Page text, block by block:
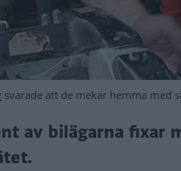
att de mekar hemma med
av bilägarna fixar